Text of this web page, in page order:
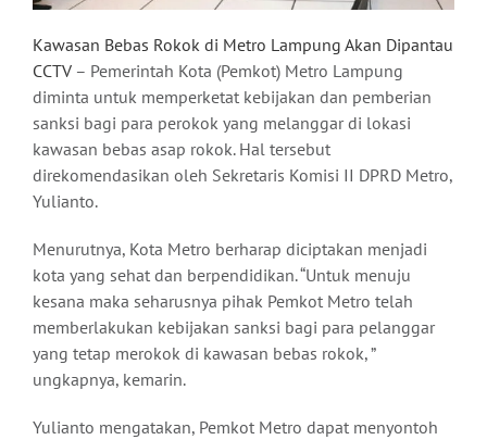
Kawasan Bebas Rokok di Metro Lampung Akan Dipantau
CCTV – Pemerintah Kota (Pemkot) Metro Lampung
diminta untuk memperketat kebijakan dan pemberian
sanksi bagi para perokok yang melanggar di lokasi
kawasan bebas asap rokok. Hal tersebut
direkomendasikan oleh Sekretaris Komisi II DPRD Metro,
Yulianto.
Menurutnya, Kota Metro berharap diciptakan menjadi
kota yang sehat dan berpendidikan. “Untuk menuju
kesana maka seharusnya pihak Pemkot Metro telah
memberlakukan kebijakan sanksi bagi para pelanggar
yang tetap merokok di kawasan bebas rokok, ”
ungkapnya, kemarin.
Yulianto mengatakan, Pemkot Metro dapat menyontoh